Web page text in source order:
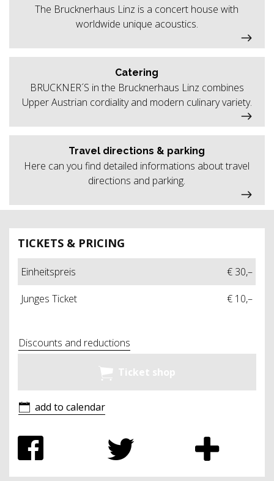
TICKETS & PRICING
Einheitspreis
€ 30,–
Junges Ticket
€ 10,–
Discounts and reductions
Ticket shop
add to calendar
The Brucknerhaus Linz is a concert house with
worldwide unique acoustics.
Catering
BRUCKNER´S in the Brucknerhaus Linz combines
Upper Austrian cordiality and modern culinary variety.
Travel directions & parking
Here can you find detailed informations about travel
directions and parking.